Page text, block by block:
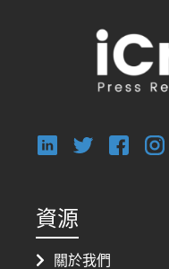
資源
關於我們